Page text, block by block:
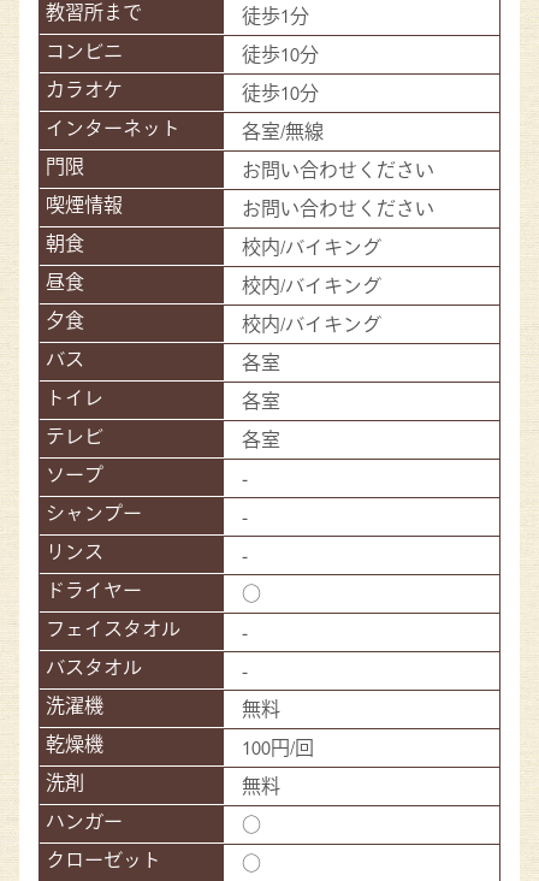
徒歩1分
徒歩10分
徒歩10分
各室/無線
お問い合わせください
お問い合わせください
校内/バイキング
校内/バイキング
校内/バイキング
各室
各室
各室
-
-
-
○
-
-
無料
100円/回
無料
○
○